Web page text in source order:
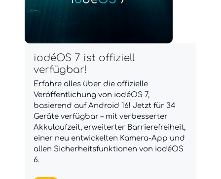
iodéOS 7 ist offiziell
verfügbar!
Erfahre alles über die offizielle
Veröffentlichung von iodéOS 7,
basierend auf Android 16! Jetzt für 34
Geräte verfügbar – mit verbesserter
Akkulaufzeit, erweiterter Barrierefreiheit,
einer neu entwickelten Kamera-App und
allen Sicherheitsfunktionen von iodéOS
6.